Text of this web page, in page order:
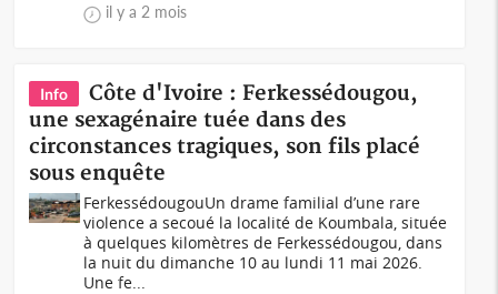
il y a 2 mois
Info
Côte d'Ivoire : Ferkessédougou,
une sexagénaire tuée dans des
circonstances tragiques, son fils placé
sous enquête
FerkessédougouUn drame familial d’une rare
violence a secoué la localité de Koumbala, située
à quelques kilomètres de Ferkessédougou, dans
la nuit du dimanche 10 au lundi 11 mai 2026.
Une fe...